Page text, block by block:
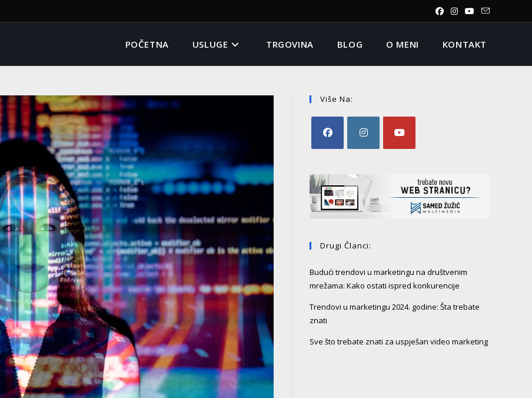
POČETNA USLUGE TRGOVINA BLOG O MENI KONTAKT
Više Na:
Drugi Članci:
Budući trendovi u marketingu na društvenim
mrežama: Kako ostati ispred konkurencije
Trendovi u marketingu 2024. godine: Šta trebate
znati
Sve što trebate znati za uspješan video marketing